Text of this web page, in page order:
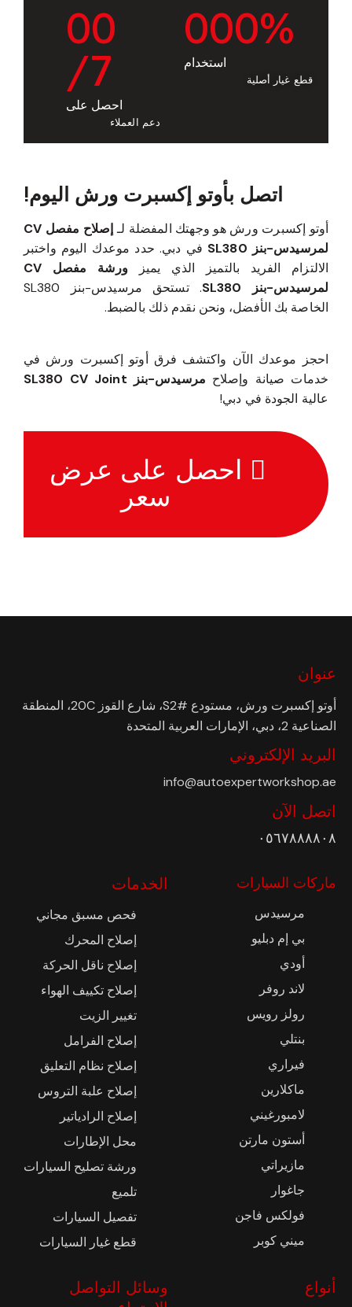
000%
استخدام
قطع غيار أصلية
00
/7
احصل على
دعم العملاء
اتصل بأوتو إكسبرت ورش اليوم!
أوتو إكسبرت ورش هو وجهتك المفضلة لـ
إصلاح مفصل CV
لمرسيدس-بنز SL380
في دبي. حدد موعدك اليوم واختبر
الالتزام الفريد بالتميز الذي يميز
ورشة مفصل CV
لمرسيدس-بنز SL380
. تستحق مرسيدس-بنز SL380
الخاصة بك الأفضل، ونحن نقدم ذلك بالضبط.
احجز موعدك الآن واكتشف فرق أوتو إكسبرت ورش في
خدمات صيانة وإصلاح مرسيدس-بنز SL380 CV Joint
عالية الجودة في دبي!
احصل على عرض
سعر
عنوان
أوتو إكسبرت ورش، مستودع #S2، شارع القوز 20C، المنطقة
الصناعية 2، دبي، الإمارات العربية المتحدة
البريد الإلكتروني
info@autoexpertworkshop.ae
اتصل الآن
٠٥٦٧٨٨٨٨٠٨
ماركات السيارات
مرسيدس
بي إم دبليو
أودي
لاند روفر
رولز رويس
بنتلي
فيراري
ماكلارين
لامبورغيني
أستون مارتن
مازيراتي
جاغوار
فولكس فاجن
ميني كوبر
الخدمات
فحص مسبق مجاني
إصلاح المحرك
إصلاح ناقل الحركة
إصلاح تكييف الهواء
تغيير الزيت
إصلاح الفرامل
إصلاح نظام التعليق
إصلاح علبة التروس
إصلاح الرادياتير
محل الإطارات
ورشة تصليح السيارات
تلميع
تفصيل السيارات
قطع غيار السيارات
أنواع
وسائل التواصل